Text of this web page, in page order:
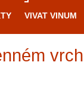
VIVAT VINUM